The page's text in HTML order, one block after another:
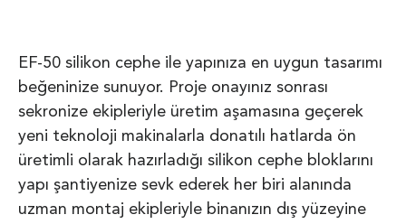
EF-50 silikon cephe ile yapınıza en uygun tasarımı
beğeninize sunuyor. Proje onayınız sonrası
sekronize ekipleriyle üretim aşamasına geçerek
yeni teknoloji makinalarla donatılı hatlarda ön
üretimli olarak hazırladığı silikon cephe bloklarını
yapı şantiyenize sevk ederek her biri alanında
uzman montaj ekipleriyle binanızın dış yüzeyine